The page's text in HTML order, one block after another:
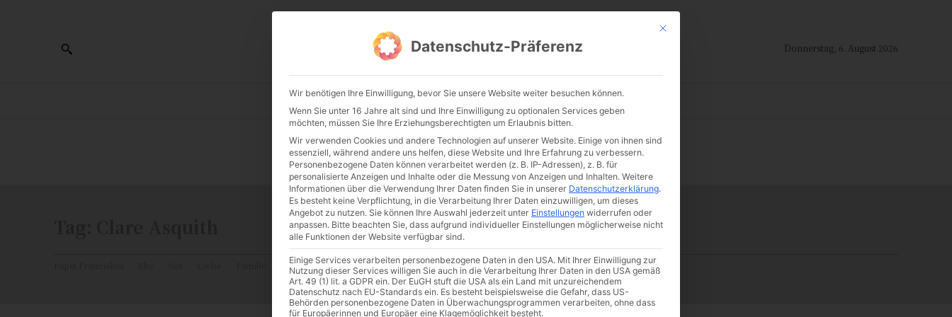
CATHWALK.DE Donnerstag, 6. August 2026
ALTE MESSE GLAUBE KULTUR FRÖMMIGKEIT TRADITION
Katholizismus Franziskus 50 Jahre Humanae vitae Katholische Kirche
Mit diesem Button wird der Dialog geschlossen. Seine Funktionalität ist
Datenschutz-Präferenz
Wir benötigen Ihre Einwilligung, bevor Sie unsere Website weiter besuchen können.
Wenn Sie unter 16 Jahre alt sind und Ihre Einwilligung zu optionalen Services geben
möchten, müssen Sie Ihre Erziehungsberechtigten um Erlaubnis bitten.
Wir verwenden Cookies und andere Technologien auf unserer Website. Einige von ihnen sind
essenziell, während andere uns helfen, diese Website und Ihre Erfahrung zu verbessern.
Personenbezogene Daten können verarbeitet werden (z. B. IP-Adressen), z. B. für
personalisierte Anzeigen und Inhalte oder die Messung von Anzeigen und Inhalten. Weitere
Informationen über die Verwendung Ihrer Daten finden Sie in unserer Datenschutzerklärung.
Es besteht keine Verpflichtung, in die Verarbeitung Ihrer Daten einzuwilligen, um dieses
Angebot zu nutzen. Sie können Ihre Auswahl jederzeit unter Einstellungen widerrufen oder
anpassen. Bitte beachten Sie, dass aufgrund individueller Einstellungen möglicherweise nicht
alle Funktionen der Website verfügbar sind.
Einige Services verarbeiten personenbezogene Daten in den USA. Mit Ihrer Einwilligung zur
Nutzung dieser Services willigen Sie auch in die Verarbeitung Ihrer Daten in den USA gemäß
Art. 49 (1) lit. a GDPR ein. Der EuGH stuft die USA als ein Land mit unzureichendem
Datenschutz nach EU-Standards ein. Es besteht beispielsweise die Gefahr, dass US-
Behörden personenbezogene Daten in Überwachungsprogrammen verarbeiten, ohne dass
für Europäerinnen und Europäer eine Klagemöglichkeit besteht.